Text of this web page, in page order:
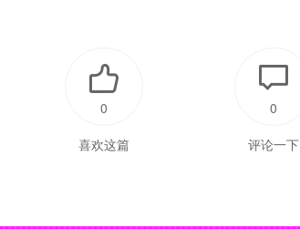
喜欢这篇
0
评论一下
0